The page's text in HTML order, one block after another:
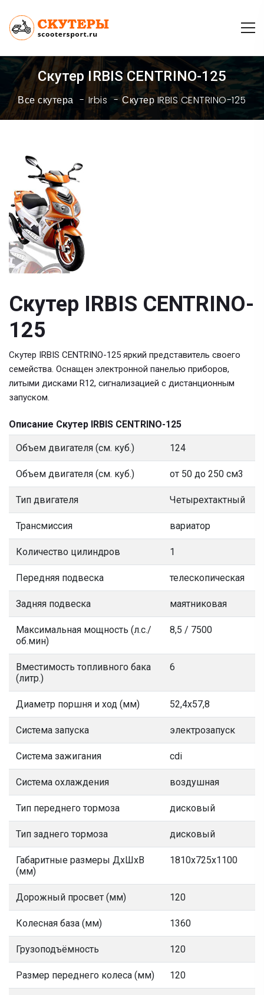
Скутер IRBIS CENTRINO-125
Все скутера Irbis Скутер IRBIS CENTRINO-125
Скутер IRBIS CENTRINO-
125
Скутер IRBIS CENTRINO-125 яркий представитель своего
семейства. Оснащен электронной панелью приборов,
литыми дисками R12, сигнализацией с дистанционным
запуском.
Описание Скутер IRBIS CENTRINO-125
Объем двигателя (см. куб.) 124
Объем двигателя (см. куб.) от 50 до 250 см3
Тип двигателя Четырехтактный
Трансмиссия вариатор
Количество цилиндров 1
Передняя подвеска телескопическая
Задняя подвеска маятниковая
Максимальная мощность (л.с./
об.мин)
8,5 / 7500
Вместимость топливного бака
(литр.)
6
Диаметр поршня и ход (мм) 52,4х57,8
Система запуска электрозапуск
Система зажигания cdi
Система охлаждения воздушная
Тип переднего тормоза дисковый
Тип заднего тормоза дисковый
Габаритные размеры ДхШхВ
(мм)
1810x725x1100
Дорожный просвет (мм) 120
Колесная база (мм) 1360
Грузоподъёмность 120
Размер переднего колеса (мм) 120